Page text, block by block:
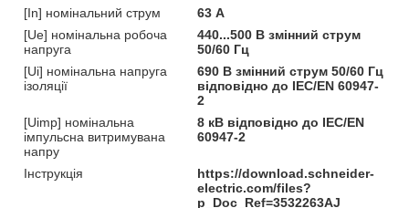
[In] номінальний струм
63 А
[Ue] номінальна робоча
напруга
440...500 В змінний струм
50/60 Гц
[Ui] номінальна напруга
ізоляції
690 В змінний струм 50/60 Гц
відповідно до IEC/EN 60947-
2
[Uimp] номінальна
імпульсна витримувана
напру
8 кВ відповідно до IEC/EN
60947-2
Інструкція
https://download.schneider-
electric.com/files?
p_Doc_Ref=3532263AJ